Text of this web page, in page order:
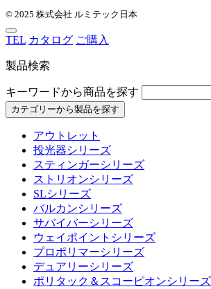
© 2025 株式会社 ルミテック日本
TEL カタログ ご購入
製品検索
キーワードから商品を探す
カテゴリーから製品を探す
アウトレット
投光器シリーズ
スティンガーシリーズ
ストリオンシリーズ
SLシリーズ
バルカンシリーズ
サバイバーシリーズ
ウェイポイントシリーズ
プロポリマーシリーズ
デュアリーシリーズ
ポリタック＆スコーピオンシリーズ